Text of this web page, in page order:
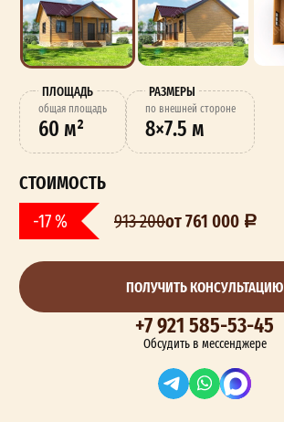
ПЛОЩАДЬ
oбщая площадь
60 м²
РАЗМЕРЫ
по внешней стороне
8×7.5 м
СТОИМОСТЬ
-17 % 913 200от 761 000
ПОЛУЧИТЬ КОНСУЛЬТАЦИЮ
+7 921 585-53-45
Обсудить в мессенджере